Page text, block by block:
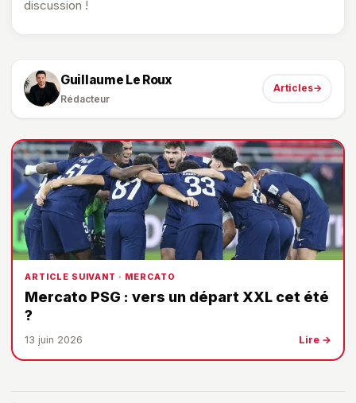
discussion !
Guillaume Le Roux
Rédacteur
Articles→
ARTICLE SUIVANT · MERCATO
Mercato PSG : vers un départ XXL cet été
?
13 juin 2026 Lire →